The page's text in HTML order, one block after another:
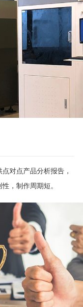
对点产品分析报告，
，制作周期短。